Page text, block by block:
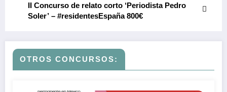
II Concurso de relato corto ‘Periodista Pedro
Soler’ – #residentesEspaña 800€
OTROS CONCURSOS: